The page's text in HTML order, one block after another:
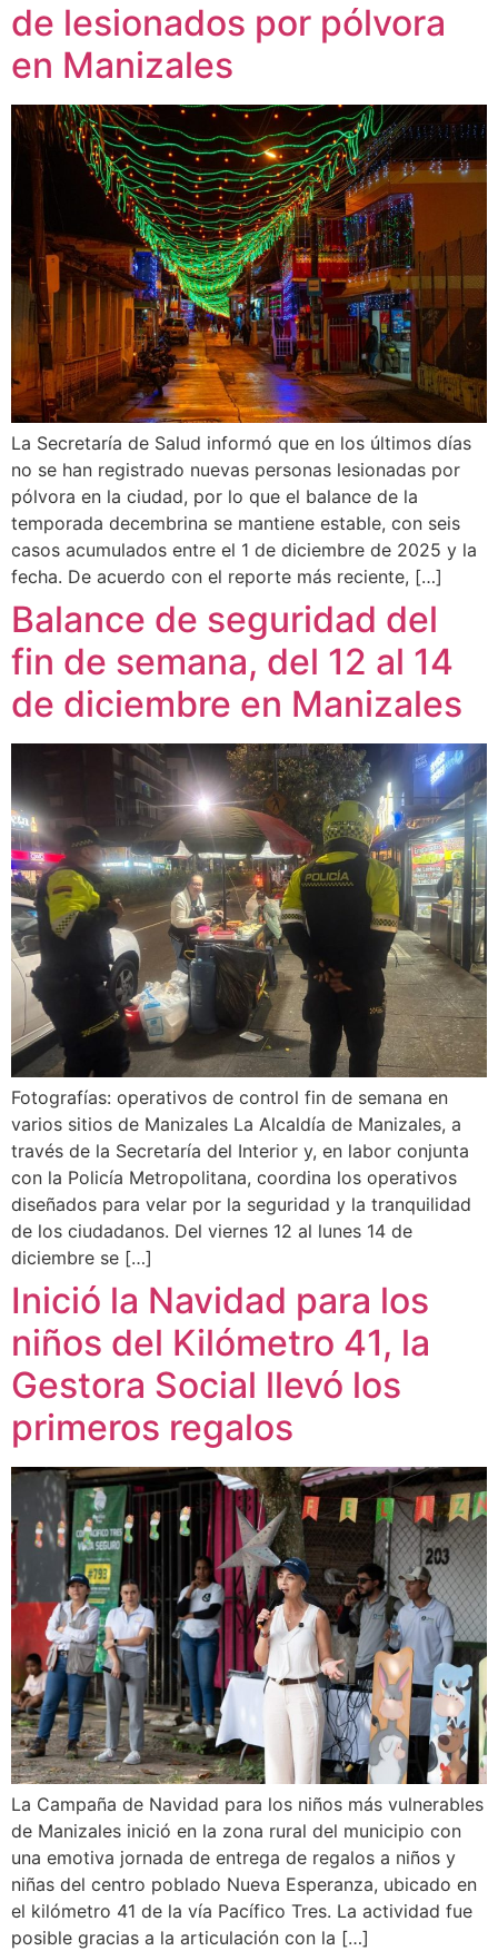
de lesionados por pólvora
en Manizales
La Secretaría de Salud informó que en los últimos días
no se han registrado nuevas personas lesionadas por
pólvora en la ciudad, por lo que el balance de la
temporada decembrina se mantiene estable, con seis
casos acumulados entre el 1 de diciembre de 2025 y la
fecha. De acuerdo con el reporte más reciente, […]
Balance de seguridad del
fin de semana, del 12 al 14
de diciembre en Manizales
Fotografías: operativos de control fin de semana en
varios sitios de Manizales La Alcaldía de Manizales, a
través de la Secretaría del Interior y, en labor conjunta
con la Policía Metropolitana, coordina los operativos
diseñados para velar por la seguridad y la tranquilidad
de los ciudadanos. Del viernes 12 al lunes 14 de
diciembre se […]
Inició la Navidad para los
niños del Kilómetro 41, la
Gestora Social llevó los
primeros regalos
La Campaña de Navidad para los niños más vulnerables
de Manizales inició en la zona rural del municipio con
una emotiva jornada de entrega de regalos a niños y
niñas del centro poblado Nueva Esperanza, ubicado en
el kilómetro 41 de la vía Pacífico Tres. La actividad fue
posible gracias a la articulación con la […]